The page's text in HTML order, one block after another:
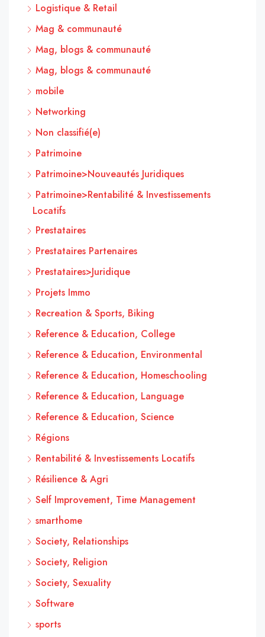
Logistique & Retail
Mag & communauté
Mag, blogs & communauté
Mag, blogs & communauté
mobile
Networking
Non classifié(e)
Patrimoine
Patrimoine>Nouveautés Juridiques
Patrimoine>Rentabilité & Investissements
Locatifs
Prestataires
Prestataires Partenaires
Prestataires>Juridique
Projets Immo
Recreation & Sports, Biking
Reference & Education, College
Reference & Education, Environmental
Reference & Education, Homeschooling
Reference & Education, Language
Reference & Education, Science
Régions
Rentabilité & Investissements Locatifs
Résilience & Agri
Self Improvement, Time Management
smarthome
Society, Relationships
Society, Religion
Society, Sexuality
Software
sports